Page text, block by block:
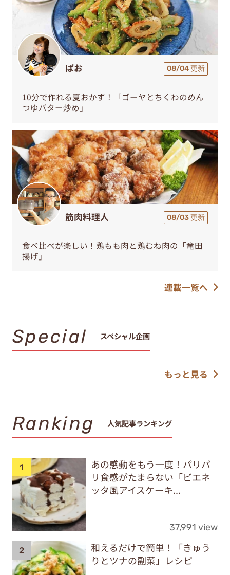
ぱお 08/04 更新
10分で作れる夏おかず！「ゴーヤとちくわのめん
つゆバター炒め」
筋肉料理人 08/03 更新
食べ比べが楽しい！鶏もも肉と鶏むね肉の「竜田
揚げ」
連載一覧へ
Special スペシャル企画
もっと見る
Ranking 人気記事ランキング
あの感動をもう一度！パリパ
リ食感がたまらない「ビエネ
ッタ風アイスケーキ...
37,991 view
和えるだけで簡単！「きゅう
りとツナの副菜」レシピ